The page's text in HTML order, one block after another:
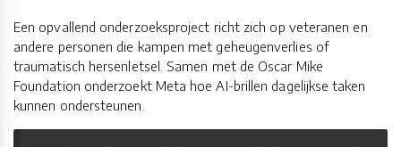
Een opvallend onderzoeksproject richt zich op veteranen en
andere personen die kampen met geheugenverlies of
traumatisch hersenletsel. Samen met de Oscar Mike
Foundation onderzoekt Meta hoe AI-brillen dagelijkse taken
kunnen ondersteunen.